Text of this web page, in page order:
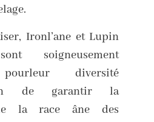
Ironl’ane et Lupin
soigneusement
pourleur diversité
de garantir la
la race âne des